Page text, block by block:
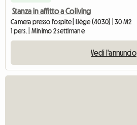
Stanza in affitto a Coliving
Camera presso l'ospite | Liège (4030) | 30 M2
1 pers. | Minimo 2 settimane
Vedi l'annuncio